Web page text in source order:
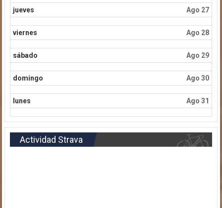
jueves Ago 27
viernes Ago 28
sábado Ago 29
domingo Ago 30
lunes Ago 31
Actividad Strava